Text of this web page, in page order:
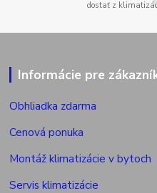
dostať z
Informácie pre
Obhliadka zdarma
Cenová ponuka
Montáž klimatizácie v bytoch
Servis klimatizácie